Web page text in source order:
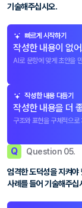
기술해주십시오.
빠르게 시작하기
작성한 내용이 없
AI로 문항에 맞게 초안을
작성한 내용 다듬기
작성한 내용을 더
구조와 표현을 구체적으로
Q Question 05.
엄격한 도덕성을 지켜야
사례를 들어 기술해주십